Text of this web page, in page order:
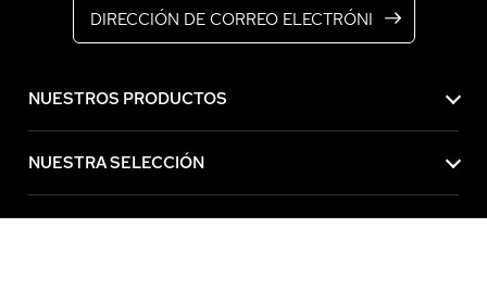
NUESTROS PRODUCTOS
NUESTRA SELECCIÓN